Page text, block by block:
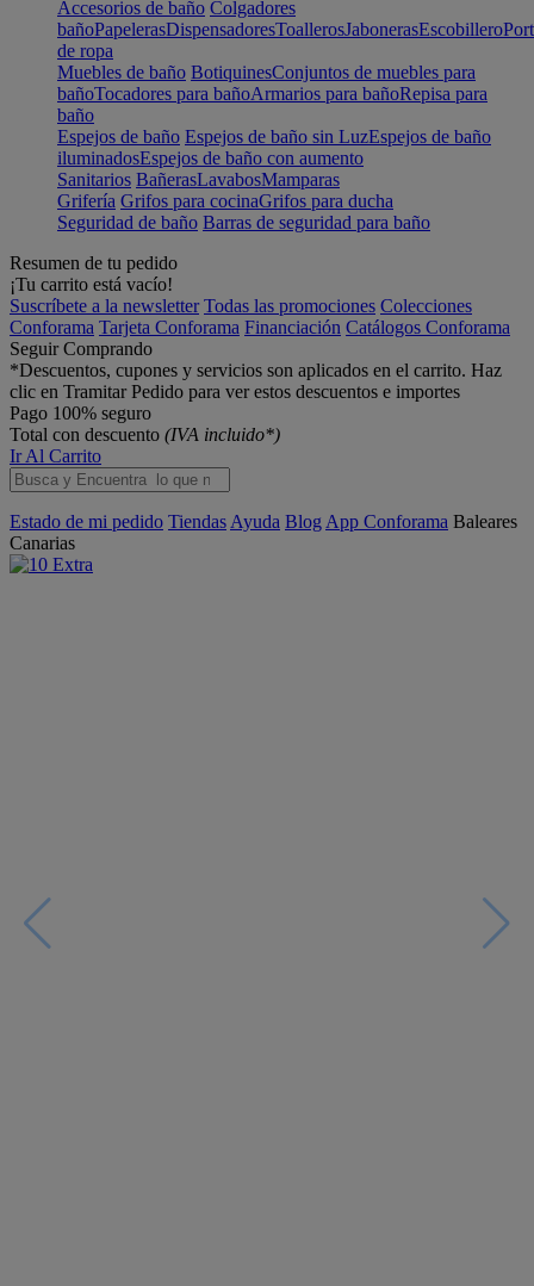
Accesorios de baño Colgadores
bañoPapelerasDispensadoresToallerosJabonerasEscobillero
de ropa
Muebles de baño BotiquinesConjuntos de muebles para
bañoTocadores para bañoArmarios para bañoRepisa para
baño
Espejos de baño Espejos de baño sin LuzEspejos de baño
iluminadosEspejos de baño con aumento
Sanitarios BañerasLavabosMamparas
Grifería Grifos para cocinaGrifos para ducha
Seguridad de baño Barras de seguridad para baño
Resumen de tu pedido
¡Tu carrito está vacío!
Suscríbete a la newsletter Todas las promociones Colecciones
Conforama Tarjeta Conforama Financiación Catálogos Conforama
Seguir Comprando
*Descuentos, cupones y servicios son aplicados en el carrito. Haz
clic en Tramitar Pedido para ver estos descuentos e importes
Pago 100% seguro
Total con descuento (IVA incluido*)
Ir Al Carrito
Estado de mi pedido Tiendas Ayuda Blog App Conforama Baleares
Canarias